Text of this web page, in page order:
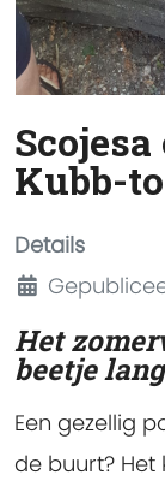
Kubb-
Details
Het
beetje
Een gezellig
de buurt? Het